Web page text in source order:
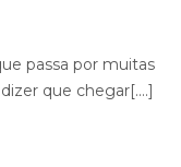
passa por muitas
que chegar[....]